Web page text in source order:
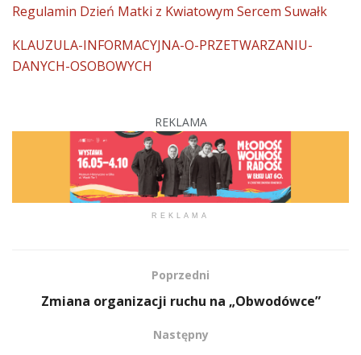
Regulamin Dzień Matki z Kwiatowym Sercem Suwałk
KLAUZULA-INFORMACYJNA-O-PRZETWARZANIU-
DANYCH-OSOBOWYCH
REKLAMA
REKLAMA
Poprzedni
Zmiana organizacji ruchu na „Obwodówce”
Następny